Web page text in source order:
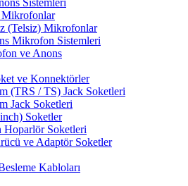
Sistemleri
(Telsiz) Mikrofonlar
Mikrofon Sistemleri
ve Anons
ve Konnektörler
(TRS / TS) Jack Soketleri
Jack Soketleri
Soketler
Hoparlör Soketleri
ve Adaptör Soketler
Kabloları